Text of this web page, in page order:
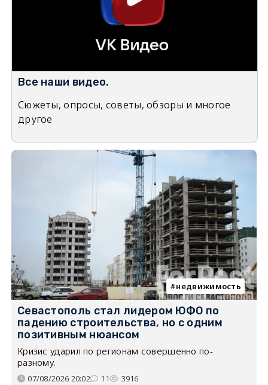
Все наши видео.
Сюжеты, опросы, советы, обзоры и многое
другое
недвижимость
Севастополь стал лидером ЮФО по
падению строительства, но с одним
позитивным нюансом
Кризис ударил по регионам совершенно по-
разному.
07/08/2026 20:02 11 3916